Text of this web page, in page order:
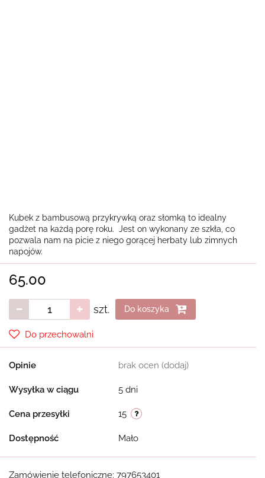
Kubek z bambusową przykrywką oraz słomką to idealny
gadżet na każdą porę roku. Jest on wykonany ze szkła, co
pozwala nam na picie z niego gorącej herbaty lub zimnych
napojów.
65.00
szt. Do koszyka
Do przechowalni
Opinie brak ocen (dodaj)
Wysyłka w ciągu 5 dni
Cena przesyłki 15
Dostępność Mało
Zamówienie telefoniczne: 797653401